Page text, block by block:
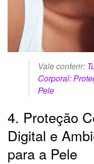
Vale conferir:
Corporal:
Pele
4. Proteção
Digital e
para a Pele